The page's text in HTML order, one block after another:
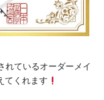
れているオーダーメイ
てくれます